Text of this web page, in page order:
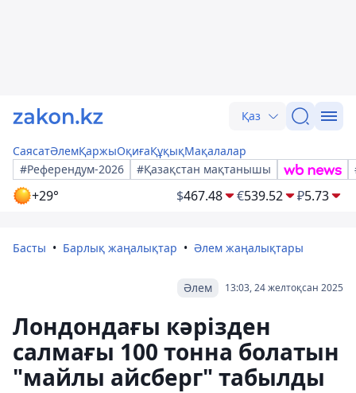
Қаз
СаясатӘлемҚаржыОқиғаҚұқықМақалалар
#Референдум-2026
#Қазақстан мақтанышы
+29° $467.48 €539.52 ₽5.73
Басты Барлық жаңалықтар Әлем жаңалықтары
13:03, 24 желтоқсан 2025
Әлем
Лондондағы кәрізден
салмағы 100 тонна болатын
"майлы айсберг" табылды